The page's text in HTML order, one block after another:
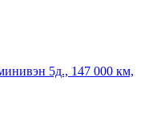
5д., 147 000 км,